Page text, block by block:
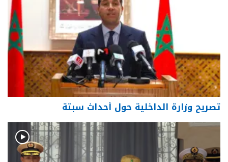
تصريح وزارة الداخلية حول أحداث سبتة